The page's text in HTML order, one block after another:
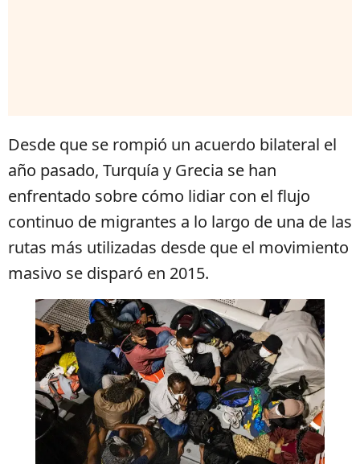
Desde que se rompió un acuerdo bilateral el
año pasado, Turquía y Grecia se han
enfrentado sobre cómo lidiar con el flujo
continuo de migrantes a lo largo de una de las
rutas más utilizadas desde que el movimiento
masivo se disparó en 2015.